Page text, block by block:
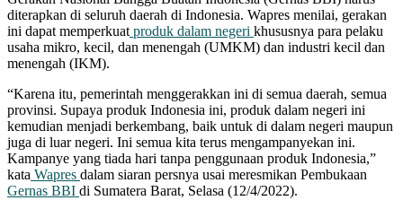
diterapkan di seluruh daerah di Indonesia. Wapres menilai, gerakan
ini dapat memperkuat produk dalam negeri khususnya para pelaku
usaha mikro, kecil, dan menengah (UMKM) dan industri kecil dan
menengah (IKM).
“Karena itu, pemerintah menggerakkan ini di semua daerah, semua
provinsi. Supaya produk Indonesia ini, produk dalam negeri ini
kemudian menjadi berkembang, baik untuk di dalam negeri maupun
juga di luar negeri. Ini semua kita terus mengampanyekan ini.
Kampanye yang tiada hari tanpa penggunaan produk Indonesia,”
kata Wapres dalam siaran persnya usai meresmikan Pembukaan
Gernas BBI di Sumatera Barat, Selasa (12/4/2022).